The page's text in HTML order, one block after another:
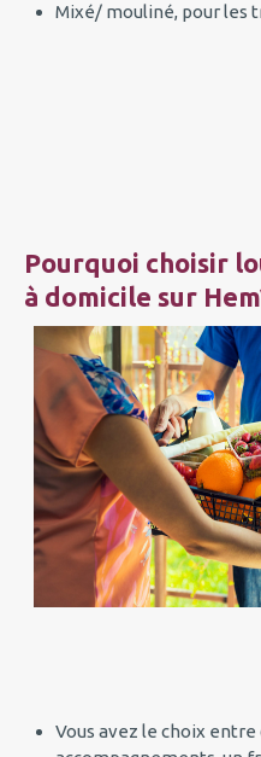
Mixé/ mouliné, pour les
Pourquoi choisir
à domicile sur
Vous avez le choix